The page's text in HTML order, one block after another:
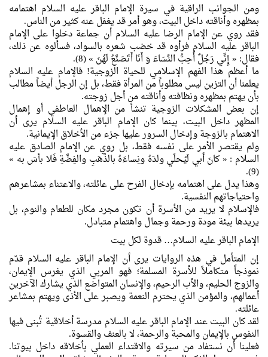
ومن الجوانب الراقية في سيرة الإمام الباقر عليه السلام اهتمامه
بمظهره وأناقته داخل البيت، وهو أمر قد يغفل عنه كثير من الناس.
فقد روي عن الإمام الرضا عليه السلام أن جماعة دخلوا على الإمام
الباقر عليه السلام فرأوه قد خضب شعره بالسواد، فسألوه عن ذلك،
فقال: « إِنِّي رَجُلٌ أُحِبُّ النِّسَاءَ وَ أَنَا أَتَصَنَّعُ لَهُنَ‌ » (8).
ما أعظم هذا الفهم الإسلامي للحياة الزوجية! فالإمام عليه السلام
يعلمنا أن التزين ليس مطلوباً من المرأة فقط، بل إن الرجل أيضاً مطالب
بأن يهتم بمظهره ونظافته وأناقته من أجل زوجته.
إن بعض المشكلات الزوجية تنشأ من الإهمال العاطفي أو إهمال
المظهر داخل البيت، بينما كان الإمام الباقر عليه السلام يرى أن
الاهتمام بالزوجة وإدخال السرور عليها جزء من الأخلاق الإيمانية.
ولم يقتصر الأمر على نفسه فقط، بل روي عن الإمام الصادق عليه
السلام : « كانَ أَبي لَيُحلّي ولدَهُ ونِساءَهُ بالذَّهَبِ والفِضَّةِ فَلا بأسَ به »
(9).
وهذا يدل على اهتمامه بإدخال الفرح على عائلته، والاعتناء بمشاعرهم
واحتياجاتهم النفسية.
فالإسلام لا يريد من الأسرة أن تكون مجرد مكان للطعام والنوم، بل
يريدها بيئة مودة ورحمة وجمال واهتمام متبادل.
الإمام الباقر عليه السلام… قدوة لكل بيت
إن المتأمل في هذه الروايات يرى أن الإمام الباقر عليه السلام قدّم
نموذجاً متكاملاً للأسرة المسلمة؛ فهو المربي الذي يغرس الإيمان،
والزوج الحليم، والأب الرحيم، والإنسان المتواضع الذي يشارك الآخرين
أعمالهم، والمؤمن الذي يحترم النعمة ويصبر على الأذى ويهتم بمشاعر
عائلته.
لقد كان البيت عند الإمام الباقر عليه السلام مدرسة أخلاقية تُبنى فيها
النفوس بالإيمان والمحبة والرحمة، لا بالعنف والقسوة.
فعلينا أن نستفاد من سيرته والاقتداء العملي بأخلاقه داخل بيوتنا.